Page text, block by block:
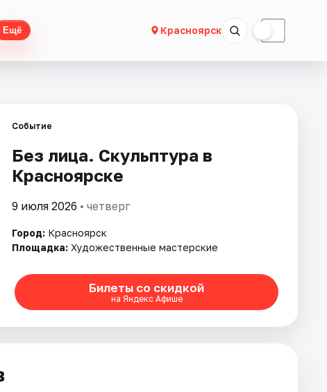
Ещё Красноярск ☾
Событие
Без лица. Скульптура в
Красноярске
9 июля 2026 • четверг
Город: Красноярск
Площадка: Художественные мастерские
Билеты со скидкой
на Яндекс Афише